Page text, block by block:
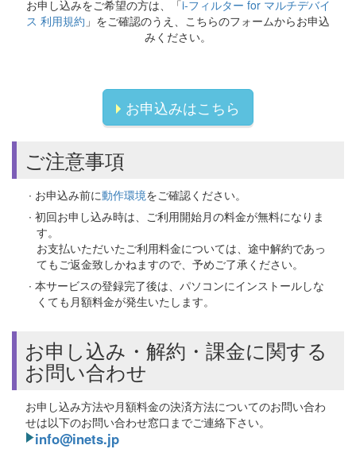
お申し込みをご希望の方は、「i-フィルター for マルチデバイ
ス 利用規約 」をご確認のうえ、こちらのフォームからお申込
みください。
お申込みはこちら
ご注意事項
∙ お申込み前に動作環境をご確認ください。
∙ 初回お申し込み時は、ご利用開始月の料金が無料になりま
す。
お支払いただいたご利用料金については、途中解約であっ
てもご返金致しかねますので、予めご了承ください。
∙ 本サービスの登録完了後は、パソコンにインストールしな
くても月額料金が発生いたします。
お申し込み・解約・課金に関する
お問い合わせ
お申し込み方法や月額料金の決済方法についてのお問い合わ
せは以下のお問い合わせ窓口までご連絡下さい。
info@inets.jp